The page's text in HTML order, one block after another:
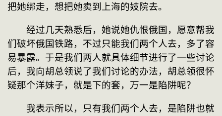
把她绑走，想把她卖到上海的妓院去。
经过几天熟悉后，她说她仇恨俄国，愿意帮我
们破坏俄国铁路，不过只能我们两个人去，多了容
易暴露。于是我们两人就具体细节进行了一些讨论
后，我向胡总领说了我们讨论的办法，胡总领很怀
疑那个洋妹子，就是下的套，万一是陷阱呢？
我表示所以，只有我们两个人去，是陷阱也就